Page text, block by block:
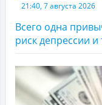
21:40, 7 августа 2026
Всего одна
риск депрессии и